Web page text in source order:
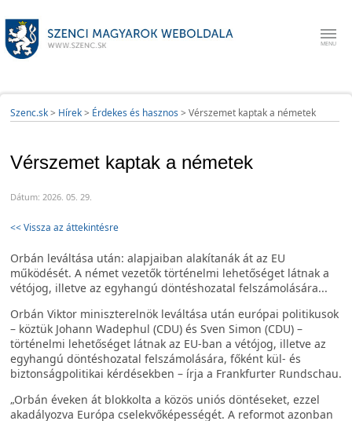
Szenc.sk> Hírek> Érdekes és hasznos > Vérszemet kaptak a németek
Vérszemet kaptak a németek
Dátum: 2026. 05. 29.
<< Vissza az áttekintésre
Orbán leváltása után: alapjaiban alakítanák át az EU
működését. A német vezetők történelmi lehetőséget látnak a
vétójog, illetve az egyhangú döntéshozatal felszámolására...
Orbán Viktor miniszterelnök leváltása után európai politikusok
– köztük Johann Wadephul (CDU) és Sven Simon (CDU) –
történelmi lehetőséget látnak az EU-ban a vétójog, illetve az
egyhangú döntéshozatal felszámolására, főként kül- és
biztonságpolitikai kérdésekben – írja a Frankfurter Rundschau.
„Orbán éveken át blokkolta a közös uniós döntéseket, ezzel
akadályozva Európa cselekvőképességét. A reformot azonban